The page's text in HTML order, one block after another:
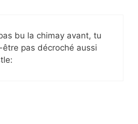
bu la chimay avant, tu
être pas décroché aussi